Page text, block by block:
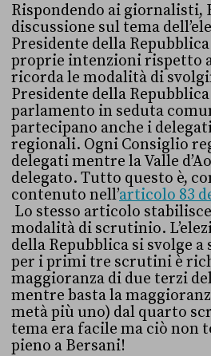
Rispondendo ai giornalisti,
discussione sul tema
Presidente della
proprie intenzioni rispetto
ricorda le modalità di
Presidente della
parlamento in seduta
partecipano anche i
regionali. Ogni Consiglio
delegati mentre la Valle
delegato. Tutto questo è,
contenuto nell’articolo 83
Lo stesso articolo
modalità di scrutinio.
della Repubblica si svolge
per i primi tre scrutini è
maggioranza di due terzi
mentre basta la
metà più uno) dal quarto
tema era facile ma ciò non
pieno a Bersani!